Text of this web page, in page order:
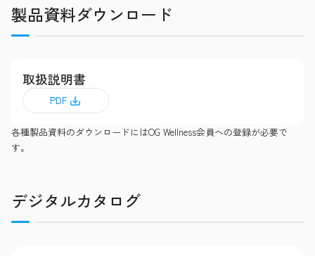
製品資料ダウンロード
取扱説明書
PDF
各種製品資料のダウンロードにはOG Wellness会員への登録が必要で
す。
デジタルカタログ